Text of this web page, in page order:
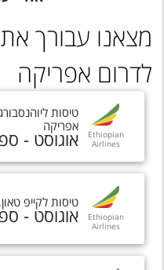
מגזין אשת
שירות לקוחות
טופס צור קשר
תקנון
נגישות
עקבו אחרינו
מצאנו עבורך
לדרום אפריקה
Ethiopian
Airlines
טיסות ל
אפריקה
אוגוסט -
Ethiopian
Airlines
טיסות לקייפ טאון,
אוגוסט -